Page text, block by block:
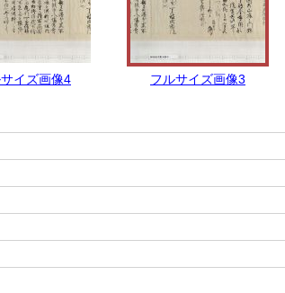
イズ画像4 フルサイズ画像3